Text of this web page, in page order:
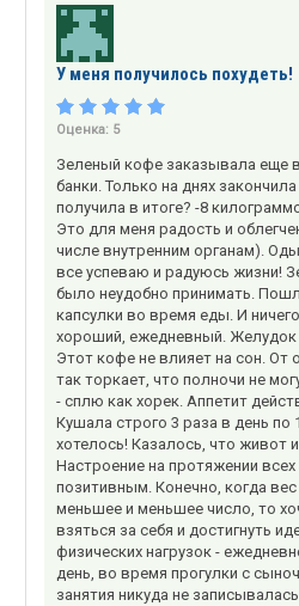
У меня получилось похудеть!
Оценка: 5
Зеленый кофе заказывала еще
банки. Только на днях
получила в итоге? -8
Это для меня радость и
числе внутренним органам).
все успеваю и радуюсь жизни!
было неудобно принимать.
капсулки во время еды. И
хороший, ежедневный. Желудок
Этот кофе не влияет на сон. От
так торкает, что полночи не
- сплю как хорек. Аппетит
Кушала строго 3 раза в день по
хотелось! Казалось, что живот
Настроение на протяжении
позитивным. Конечно, когда
меньшее и меньшее число, то
взяться за себя и достигнуть
физических нагрузок -
день, во время прогулки с
занятия никуда не